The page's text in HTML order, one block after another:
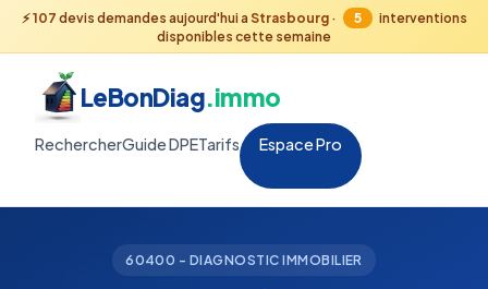
⚡107 devis demandes aujourd'hui a Strasbourg· 5
interventions
disponibles cette semaine
LeBonDiag.immo
RechercherGuide DPETarifs Espace Pro
60400 - DIAGNOSTIC IMMOBILIER